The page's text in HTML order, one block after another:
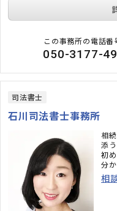
この事務所の電話番
050-3177-
司法書士
石川司法書士事務所
相
添
初
分
相